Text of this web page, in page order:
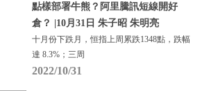
點樣部署牛熊？阿里騰訊短線開好
倉？ |10月31日 朱子昭 朱明亮
十月份下跌月，恒指上周累跌1348點，跌幅
達 8.3%；三周
2022/10/31